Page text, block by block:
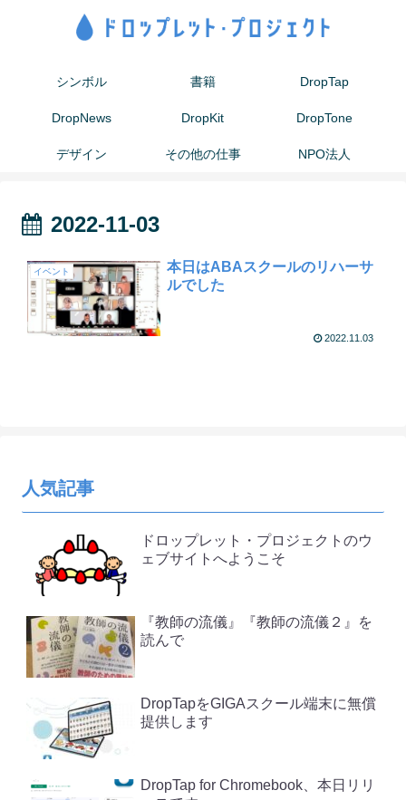
シンボル 書籍 DropTap
DropNews DropKit DropTone
デザイン その他の仕事 NPO法人
2022-11-03
イベント
本日はABAスクールのリハーサ
ルでした
2022.11.03
人気記事
ドロップレット・プロジェクトのウ
ェブサイトへようこそ
『教師の流儀』『教師の流儀２』を
読んで
DropTapをGIGAスクール端末に無償
提供します
DropTap for Chromebook、本日リリ